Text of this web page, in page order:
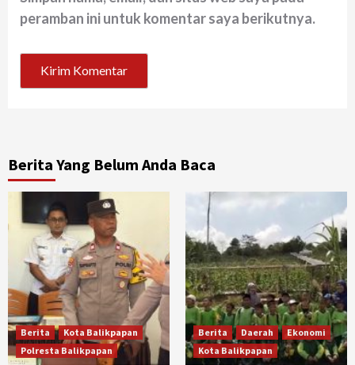
peramban ini untuk komentar saya berikutnya.
Berita Yang Belum Anda Baca
Berita
Kota Balikpapan
Polresta Balikpapan
Berita Daerah
Ekonomi
Kota Balikpapan